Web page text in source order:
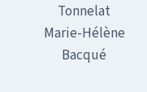
Tonnelat
Marie-Hélène
Bacqué